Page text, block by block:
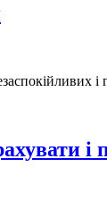
і